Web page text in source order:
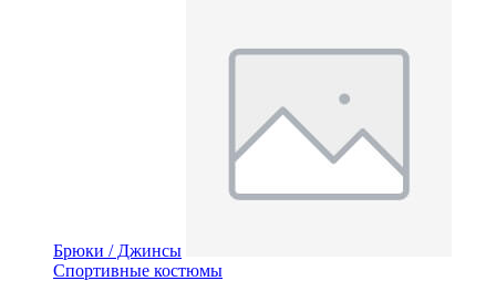
Брюки / Джинсы
Спортивные костюмы